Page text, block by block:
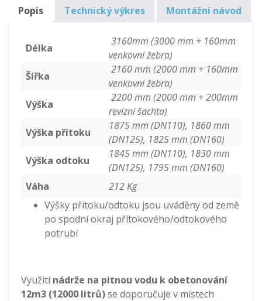
obetonování
Popis Technický výkres Montážní návod
Délka
3160mm (3000 mm + 160mm
venkovní žebra)
Šířka
2160 mm (2000 mm + 160mm
venkovní žebra)
Výška
2200 mm (2000 mm + 200mm
revizní šachta)
Výška přítoku
1875 mm (DN110), 1860 mm
(DN125), 1825 mm (DN160)
Výška odtoku
1845 mm (DN110), 1830 mm
(DN125), 1795 mm (DN160)
Váha
212 Kg
Výšky přítoku/odtoku jsou uváděny od země
po spodní okraj přítokového/odtokového
potrubí
Využitínádrže na pitnou vodu k obetonování
12m3 (12000 litrů)se doporučuje v místech